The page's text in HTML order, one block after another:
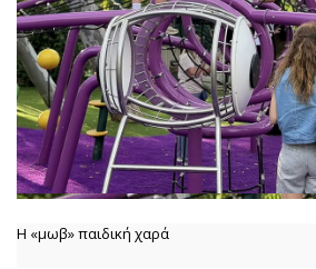
Η «μωβ» παιδική χαρά